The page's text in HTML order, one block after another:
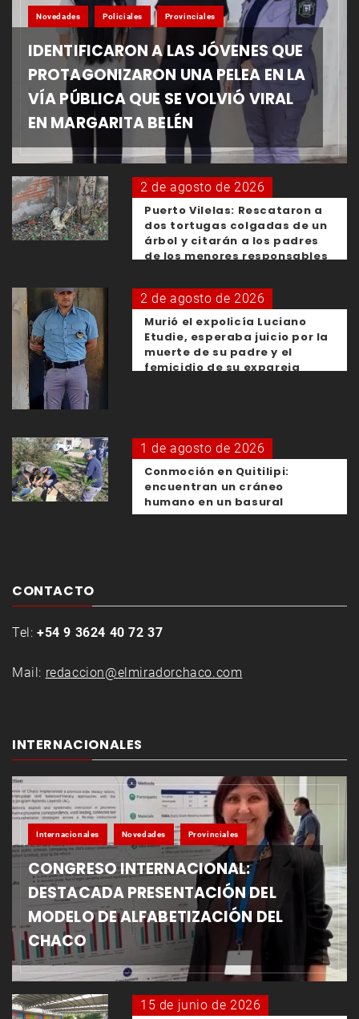
Novedades Policiales Provinciales
IDENTIFICARON A LAS JÓVENES QUE
PROTAGONIZARON UNA PELEA EN LA
VÍA PÚBLICA QUE SE VOLVIÓ VIRAL
EN MARGARITA BELÉN
2 de agosto de 2026
Puerto Vilelas: Rescataron a
dos tortugas colgadas de un
árbol y citarán a los padres
de los menores responsables
2 de agosto de 2026
Murió el expolicía Luciano
Etudie, esperaba juicio por la
muerte de su padre y el
femicidio de su expareja
1 de agosto de 2026
Conmoción en Quitilipi:
encuentran un cráneo
humano en un basural
CONTACTO
Tel: +54 9 3624 40 72 37
Mail: redaccion@elmiradorchaco.com
INTERNACIONALES
Internacionales Novedades Provinciales
CONGRESO INTERNACIONAL:
DESTACADA PRESENTACIÓN DEL
MODELO DE ALFABETIZACIÓN DEL
CHACO
15 de junio de 2026